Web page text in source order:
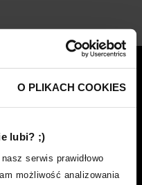
O PLIKACH COOKIES
lubi? ;)
serwis prawidłowo
możliwość analizowania